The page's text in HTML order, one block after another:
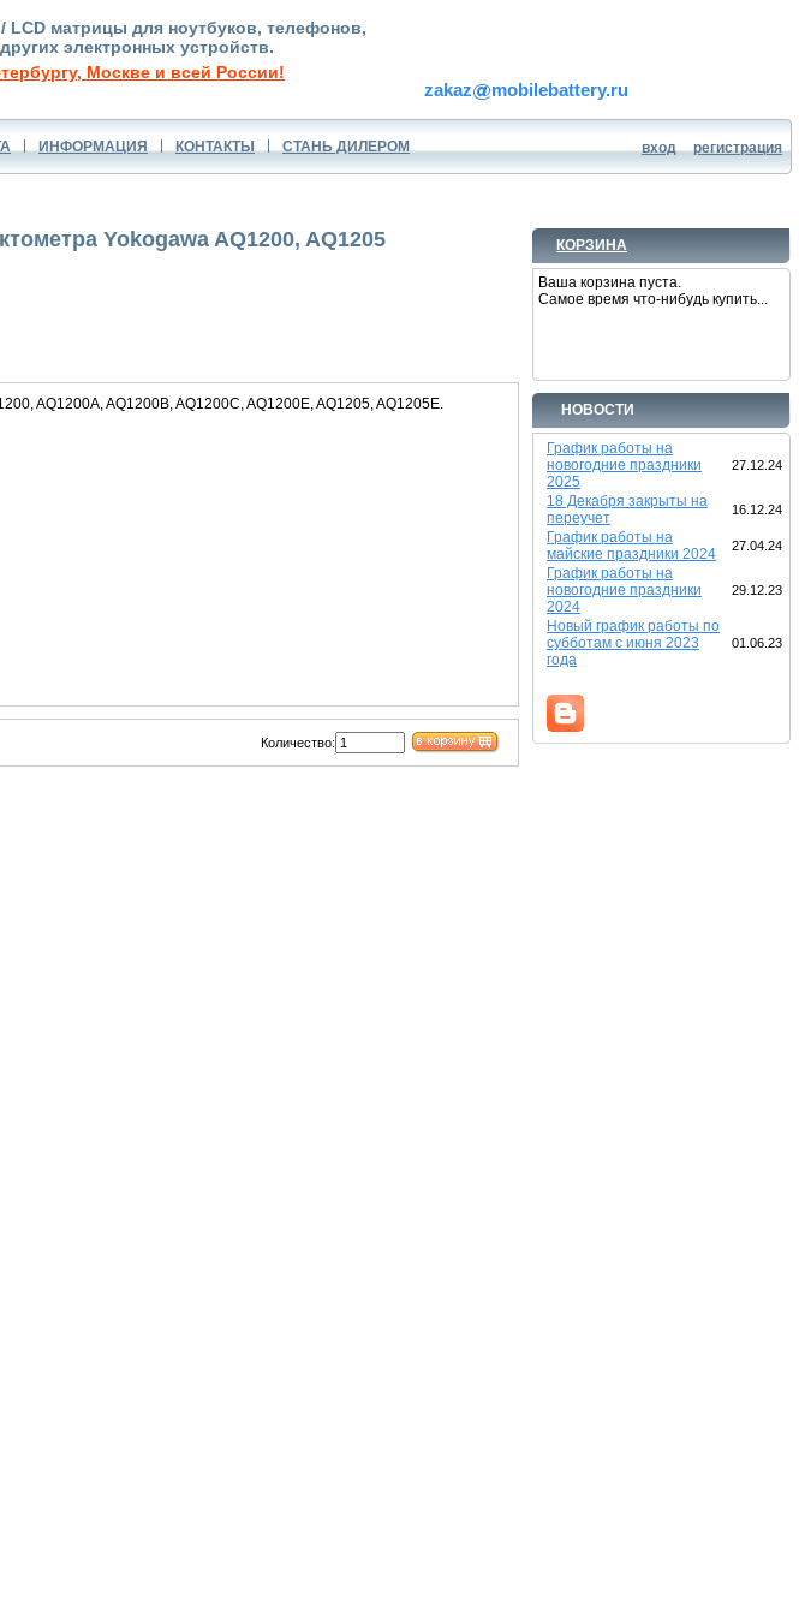
LCD матрицы для ноутбуков, телефонов,
электронных устройств.
Москве и всей России!
zakaz mobilebattery.ru
ИНФОРМАЦИЯ КОНТАКТЫ СТАНЬ ДИЛЕРОМ вход регистрация
КОРЗИНА
Ваша корзина пуста.
Самое время что-нибудь купить...
НОВОСТИ
График работы на
новогодние праздники
2025
27.12.24
18 Декабря закрыты на
переучет
16.12.24
График работы на
майские праздники 2024
27.04.24
График работы на
новогодние праздники
2024
29.12.23
Новый график работы по
субботам с июня 2023
года
01.06.23
Yokogawa AQ1200, AQ1205
AQ1200A, AQ1200B, AQ1200C, AQ1200E, AQ1205, AQ1205E.
Количество: